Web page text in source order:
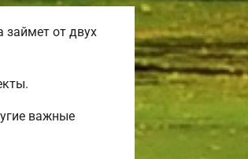
займет от двух
важные